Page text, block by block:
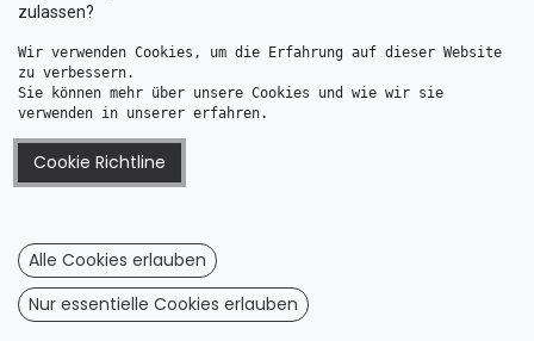
Information
Impressum
AGB
Wiederrufsrecht
Wiederrufsformular
zulassen?
Wir verwenden Cookies, um die Erfahrung auf dieser Website
zu verbessern.
Sie können mehr über unsere Cookies und wie wir sie
verwenden in unserer erfahren.
Cookie Richtline
Alle Cookies erlauben
Nur essentielle Cookies erlauben